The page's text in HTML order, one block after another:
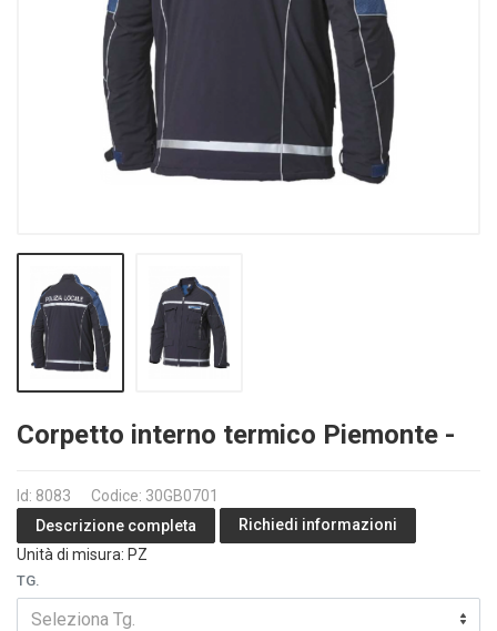
Corpetto interno termico Piemonte -
Id: 8083
Codice: 30GB0701
Descrizione completa
Richiedi informazioni
Unità di misura: PZ
TG.
Seleziona Tg.